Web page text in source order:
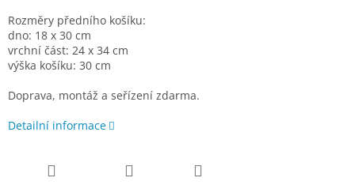
Rozměry předního košíku:
dno: 18 x 30 cm
vrchní část: 24 x 34 cm
výška košíku: 30 cm
Doprava, montáž a seřízení zdarma.
Detailní informace